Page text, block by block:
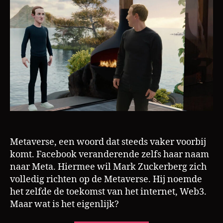
a
m
Metaverse, een woord dat steeds vaker voorbij
komt. Facebook veranderende zelfs haar naam
naar Meta. Hiermee wil Mark Zuckerberg zich
volledig richten op de Metaverse. Hij noemde
het zelfde de toekomst van het internet, Web3.
Maar wat is het eigenlijk?
c
r
y
p
t
o,
m